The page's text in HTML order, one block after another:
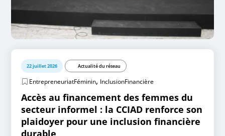
22 juillet 2026 Actualité du réseau
EntrepreneuriatFéminin, InclusionFinancière
Accès au financement des femmes du
secteur informel : la CCIAD renforce son
plaidoyer pour une inclusion financière
durable